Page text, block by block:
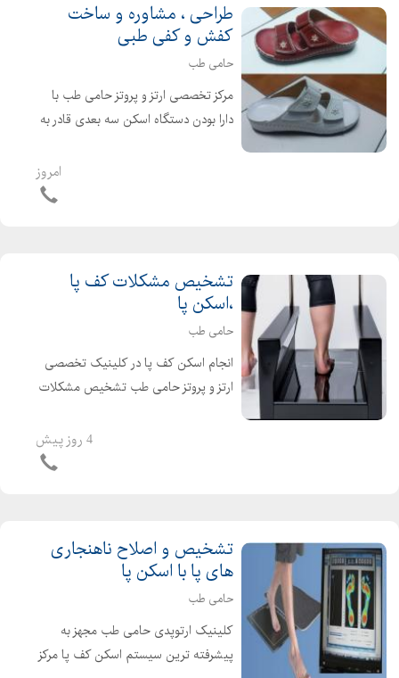
طراحی ، مشاوره و ساخت
کفش و کفی طبی
حامی طب
مرکز تخصصی ارتز و پروتز حامی طب با
دارا بودن دستگاه اسکن سه بعدی قادر به
ستون فقرات است و آماده ارائه خدمات
کفش و کفی به بیماران محترم می باشد.
امروز
تشخیص مشکلات کف پا
،اسکن پا
حامی طب
انجام اسکن کف پا در کلینیک تخصصی
ارتز و پروتز حامی طب تشخیص مشکلات
بهترین و بروزترین دستگاه ها انجام
خدمات اسکن کف پا و طراحی کفی طبی
4 روز پیش
تشخیص و اصلاح ناهنجاری
های پا با اسکن پا
حامی طب
کلینیک ارتوپدی حامی طب مجهز به
پیشرفته ترین سیستم اسکن کف پا مرکز